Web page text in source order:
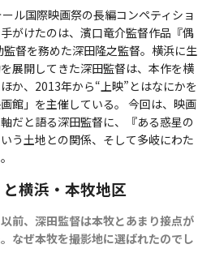
ル国際映画祭の長編コンペティショ
がけたのは、濱口竜介監督作品『偶
督を務めた深田隆之監督。横浜に生
展開してきた深田監督は、本作を横
か、2013年から“上映”とはなにかを
館」を主催している。 今回は、映画
だと語る深田監督に、『ある惑星の
う土地との関係、そして多岐にわた
と横浜・本牧地区
以前、深田監督は本牧とあまり接点が
なぜ本牧を撮影地に選ばれたのでし